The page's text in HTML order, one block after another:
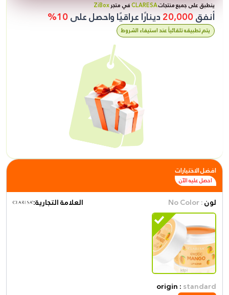
ينطبق على جميع منتجاتCLARESAفي متجرZiBox
أنفق20,000دينارًا عراقيًا واحصل على10%
يتم تطبيقه تلقائياً عند استيفاء الشروط
افضل الاختيارات
احصل عليه الآن
لون: No Color العلامة التجارية:
origin :standard